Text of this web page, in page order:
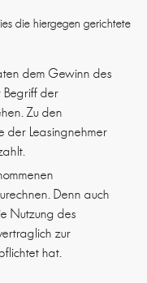
die hiergegen gerichtete
dem Gewinn des
Begriff der
Zu den
der Leasingnehmer
Denn auch
Nutzung des
zur
hat.